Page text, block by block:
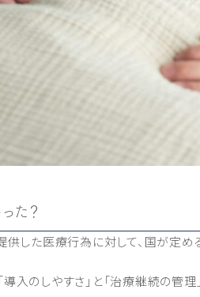
た？
した医療行為に対して、国が定
入のしやすさ」と「治療継続の管